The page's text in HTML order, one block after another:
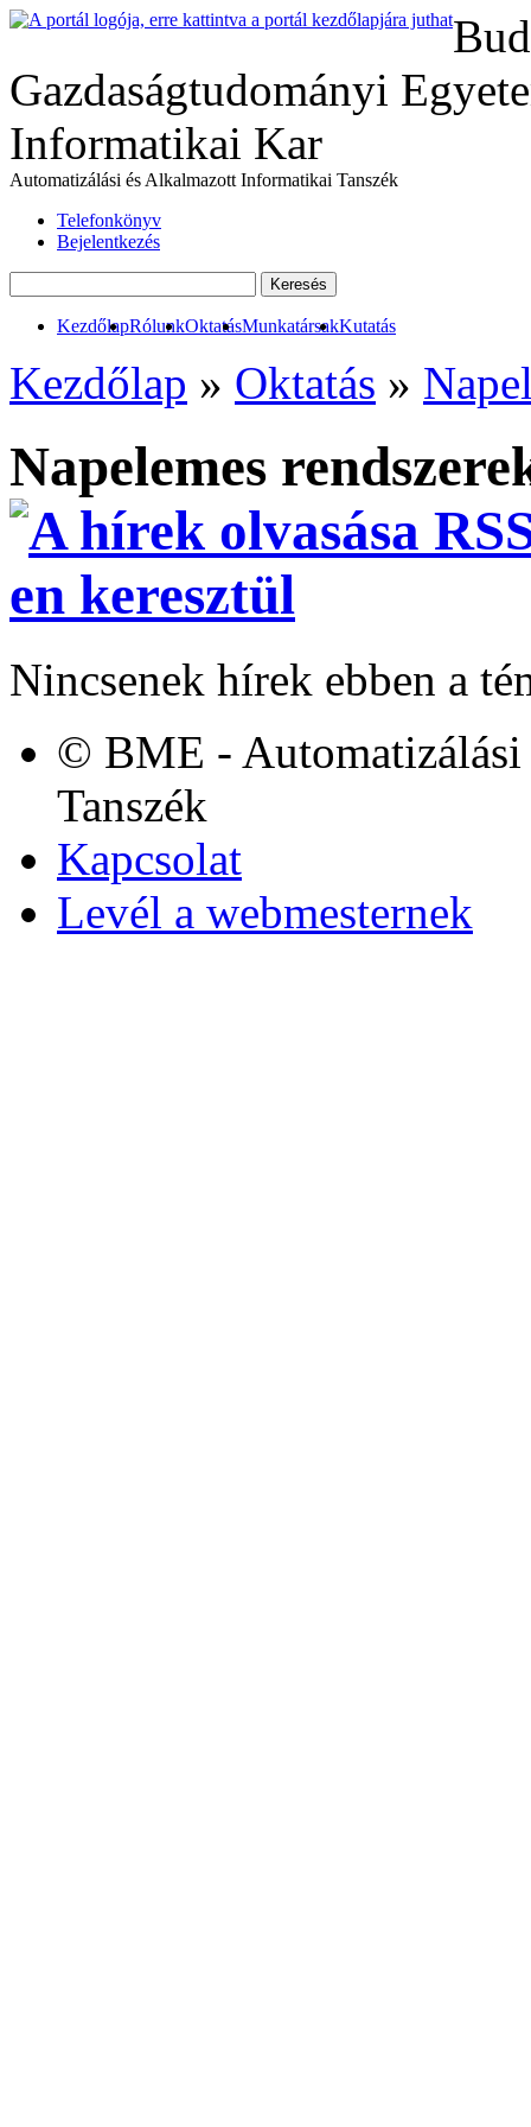
Gazdaságtudományi
Informatikai Kar
Automatizálási és Alkalmazott Informatikai Tanszék
Telefonkönyv
Bejelentkezés
KezdőlapRólunkOktatásMunkatársakKutatás
Kezdőlap » Oktatás »
Napelemes
Nincsenek hírek ebben a
© BME -
Tanszék
Kapcsolat
Levél a webmesternek